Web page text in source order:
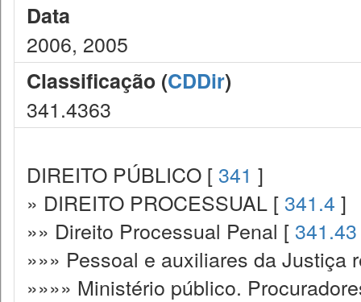
Data
2006, 2005
Classificação (CDDir)
341.4363
DIREITO PÚBLICO [ 341 ]
» DIREITO PROCESSUAL [ 341.4 ]
»» Direito Processual Penal [ 341.43
»»» Pessoal e auxiliares da Justiça
»»»» Ministério público.